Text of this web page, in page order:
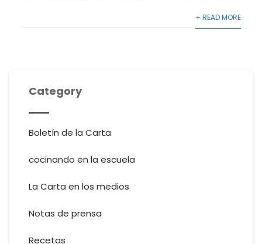
+ READ MORE
Category
Boletín de la Carta
cocinando en la escuela
La Carta en los medios
Notas de prensa
Recetas